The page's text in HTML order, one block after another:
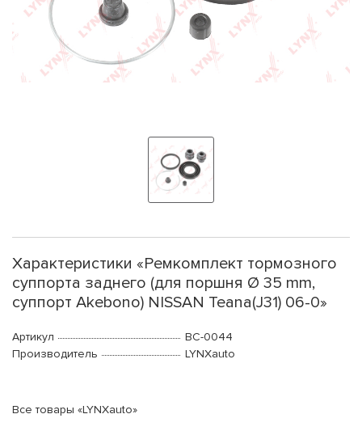
Характеристики «Ремкомплект тормозного
суппорта заднего (для поршня Ø 35 mm,
суппорт Akebono) NISSAN Teana(J31) 06-0»
Артикул
BC-0044
Производитель
LYNXauto
Все товары «LYNXauto»